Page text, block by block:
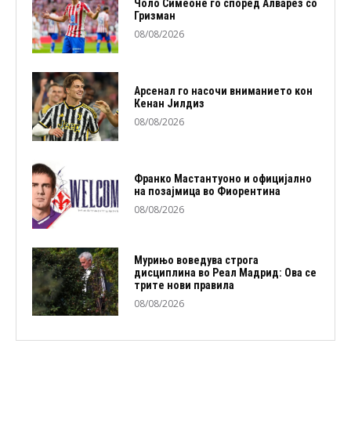
Чоло Симеоне го според Алварез со
Гризман
08/08/2026
Арсенал го насочи вниманието кон
Кенан Јилдиз
08/08/2026
Франко Мастантуоно и официјално
на позајмица во Фиорентина
08/08/2026
Мурињо воведува строга
дисциплина во Реал Мадрид: Ова се
трите нови правила
08/08/2026